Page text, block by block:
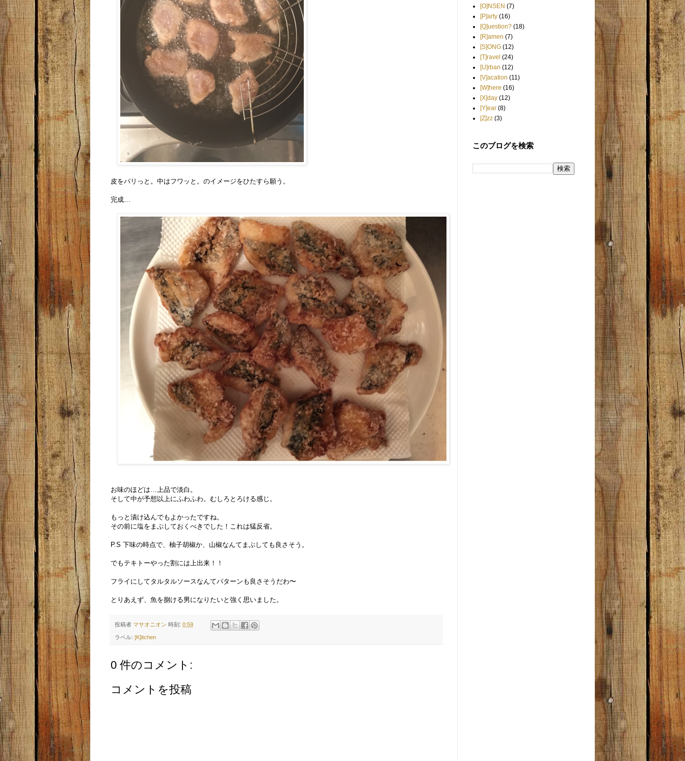
皮をパリっと。中はフワッと。 のイメージをひたすら願う。
完成…
お味のほどは…上品で淡白。
そして中が予想以上にふわふわ。むしろとろける感じ。
もっと漬け込んでもよかったですね。
その前に塩をまぶしておくべきでした！これは猛反省。
P.S 下味の時点で、柚子胡椒か、山椒なんてまぶしても良さそう。
でもテキトーやった割には上出来！！
フライにしてタルタルソースなんてパターンも良さそうだわ〜
とりあえず、魚を捌ける男になりたいと強く思いました。
投稿者 マサオニオン 時刻: 0:59
ラベル: [K]itchen
0 件のコメント:
コメントを投稿
[O]NSEN (7)
[P]arty (16)
[Q]uestion? (18)
[R]amen (7)
[S]ONG (12)
[T]ravel (24)
[U]rban (12)
[V]acation (11)
[W]here (16)
[X]day (12)
[Y]ear (8)
[Z]zz (3)
このブログを検索